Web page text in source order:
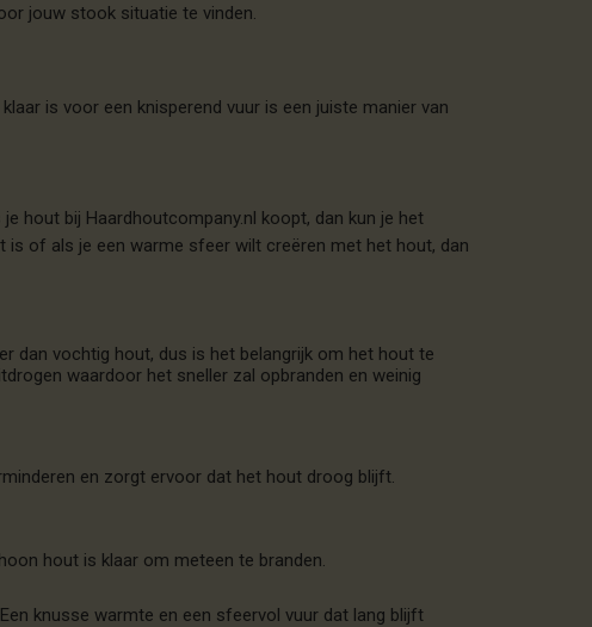
jouw stook situatie te vinden.
is voor een knisperend vuur is een juiste manier van
hout bij Haardhoutcompany.nl koopt, dan kun je het
is of als je een warme sfeer wilt creëren met het hout, dan
dan vochtig hout, dus is het belangrijk om het hout te
waardoor het sneller zal opbranden en weinig
en zorgt ervoor dat het hout droog blijft.
hout is klaar om meteen te branden.
knusse warmte en een sfeervol vuur dat lang blijft